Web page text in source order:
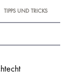
TIPPS UND TRICKS